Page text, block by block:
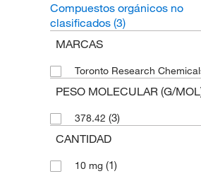
Compuestos orgánicos no
clasificados (3)
MARCAS
Toronto Research
PESO MOLECULAR (G/
378.42 (3)
CANTIDAD
10 mg (1)